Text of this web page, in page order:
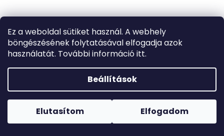
Ez a weboldal sütiket használ. A webhely
böngészésének folytatásával elfogadja azok
használatát. További információ itt.
Beállítások
Elutasítom Elfogadom
Forró napokon nem javasoljuk a csomagautomatákba
történő kézbesítést. A magas hőmérsékletre érzékeny
termékek átvételkor nem biztos, hogy optimális állapotban
u
k
BIODERMA
PHOTODERM
AQUAFLUID
50+
–
LÁTHATATLAN
ARCVÉDŐ
KRÉM,